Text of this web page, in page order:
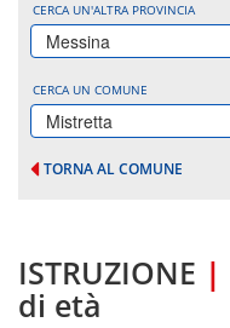
CERCA UN'ALTRA PROVINCIA
Messina
CERCA UN COMUNE
Mistretta
TORNA AL COMUNE
ISTRUZIONE |
di età